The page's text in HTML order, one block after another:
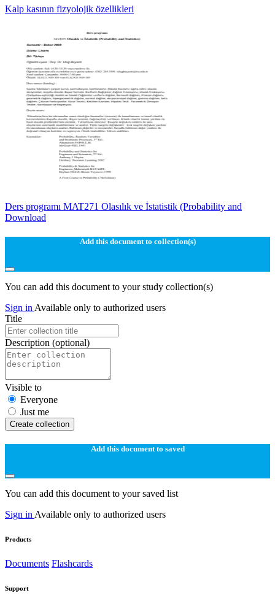
Kalp kasının fizyolojik özellikleri
Ders programı MAT271 Olasılık ve İstatistik (Probability and
Download
Add this document to collection(s)
You can add this document to your study collection(s)
Sign in Available only to authorized users
Title
Description (optional)
Visible to
Everyone
Just me
Create collection
Add this document to saved
You can add this document to your saved list
Sign in Available only to authorized users
Products
Documents Flashcards
Support